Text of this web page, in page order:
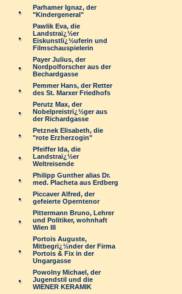
Parhamer Ignaz, der
"Kindergeneral"
Pawlik Eva, die
Landstraï¿½er
Eiskunstlï¿½uferin und
Filmschauspielerin
Payer Julius, der
Nordpolforscher aus der
Bechardgasse
Pemmer Hans, der Retter
des St. Marxer Friedhofs
Perutz Max, der
Nobelpreistrï¿½ger aus
der Richardgasse
Petznek Elisabeth, die
"rote Erzherzogin"
Pfeiffer Ida, die
Landstraï¿½er
Weltreisende
Philipp Gunther alias Dr.
med. Placheta aus Erdberg
Piccaver Alfred, der
gefeierte Operntenor
Pittermann Bruno, Lehrer
und Politiker, wohnhaft
Wien III
Portois Auguste,
Mitbegrï¿½nder der Firma
Portois & Fix in der
Ungargasse
Powolny Michael, der
Jugendstil und die
WIENER KERAMIK